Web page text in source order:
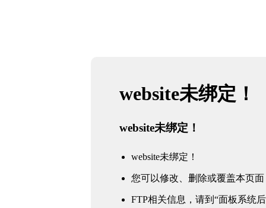
website未绑定！
website未绑定！
website未绑定！
您可以修改、删除或覆盖本页面
FTP相关信息，请到“面板系统